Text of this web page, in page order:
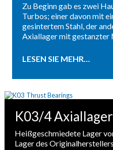
Zu Beginn gab es zwei
Turbos; einer davon mit
gesintertem Stahl, der
Axiallager mit gestanzter
LESEN SIE MEHR…
K03/4 Axiallager
Heißgeschmiedete Lager
Lager des